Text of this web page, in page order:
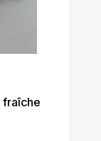
fraîche